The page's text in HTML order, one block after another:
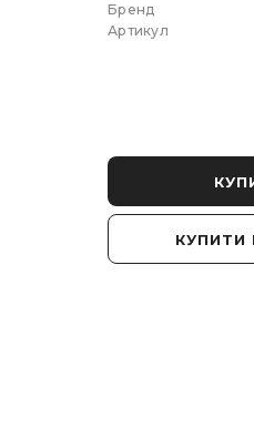
Бренд
Артикул
КУПИТИ